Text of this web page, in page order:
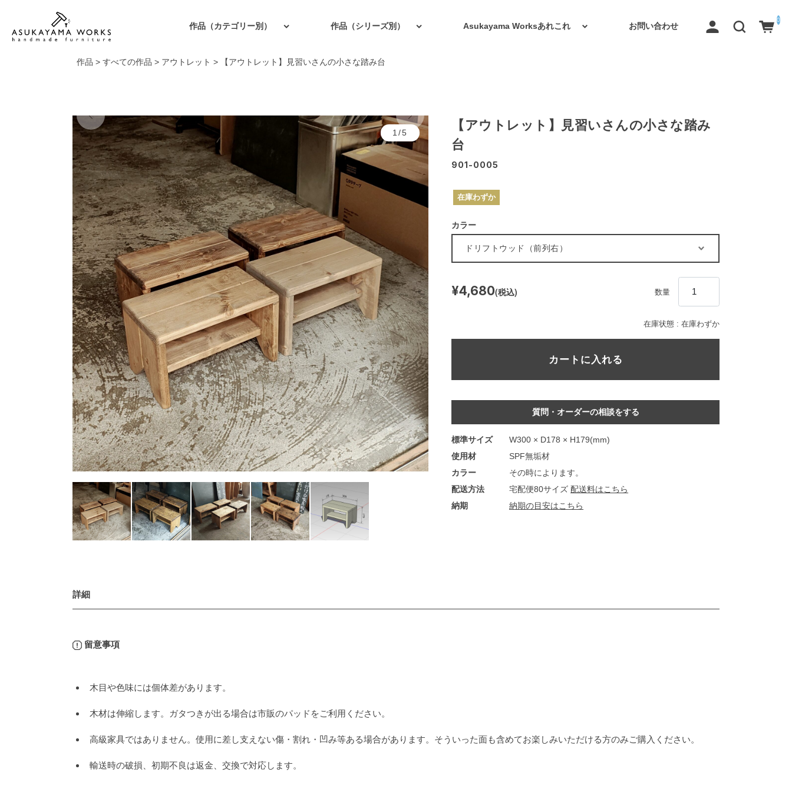
作品（カテゴリー別） 作品（シリーズ別） Asukayama Worksあれこれ お問い合わせ
0
作品 > すべての作品 > アウトレット > 【アウトレット】見習いさんの小さな踏み台
1/5
【アウトレット】見習いさんの小さな踏み
台
901-0005
在庫わずか
カラー
在庫状態 : 在庫わずか
¥4,680(税込) 数量
質問・オーダーの相談をする
標準サイズ
W300 × D178 × H179(mm)
使用材
SPF無垢材
カラー
その時によります。
配送方法
宅配便80サイズ配送料はこちら
納期
納期の目安はこちら
詳細
留意事項
木目や色味には個体差があります。
木材は伸縮します。ガタつきが出る場合は市販のパッドをご利用ください。
高級家具ではありません。使用に差し支えない傷・割れ・凹み等ある場合があります。そういった面も含めてお楽しみいただける方のみご購入ください。
輸送時の破損、初期不良は返金、交換で対応します。